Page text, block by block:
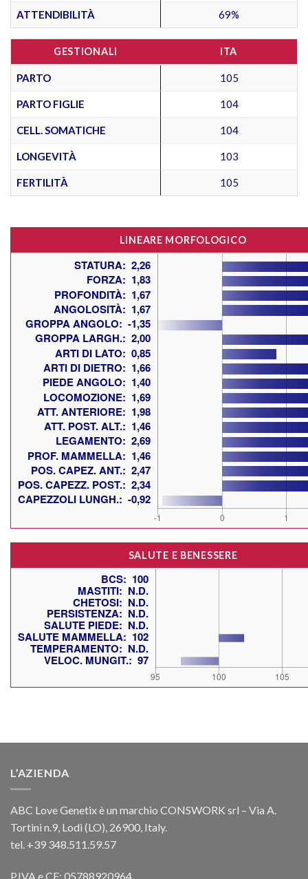
ATTENDIBILITÀ 69%
GESTIONALI ITA
PARTO 105
PARTO FIGLIE 104
CELL. SOMATICHE 104
LONGEVITÀ 103
FERTILITÀ 105
LINEARE MORFOLOGICO
SALUTE E BENESSERE
L’AZIENDA
ABC Love Genetix è un marchio CONSWORK srl – Via A.
Tortini n.9, Lodi (LO), 26900, Italy.
tel. +39 348.511.59.57
P.IVA e CF: 05788920964